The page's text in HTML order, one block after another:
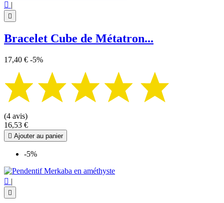
 |

Bracelet Cube de Métatron...
17,40 € -5%
(4 avis)
16,53 €
 Ajouter au panier
-5%
 |
